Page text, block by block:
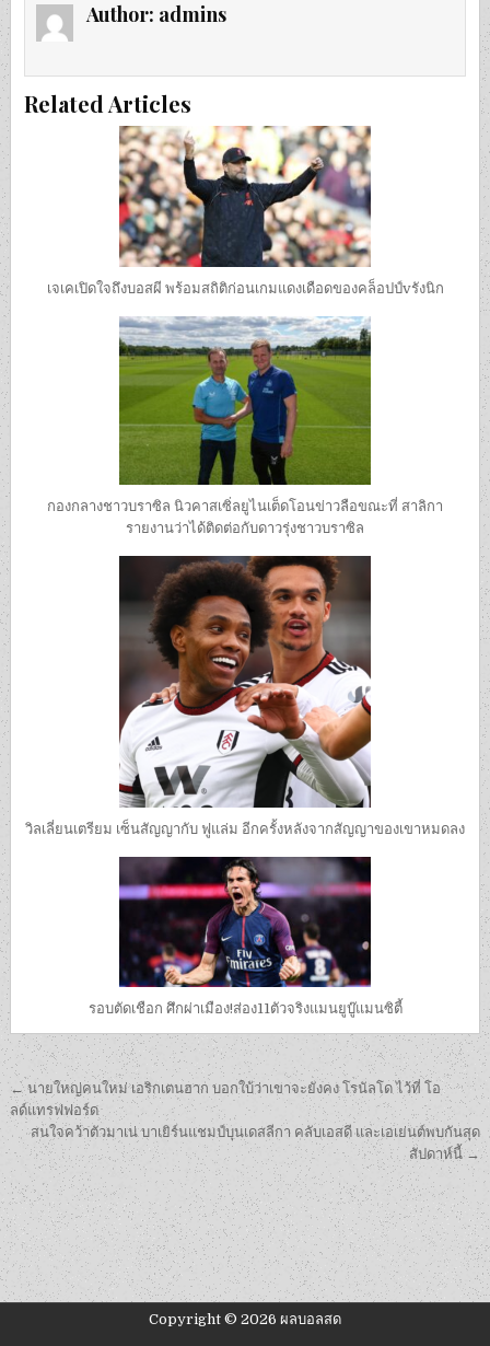
Author: admins
Related Articles
เจเคเปิดใจถึงบอสผี พร้อมสถิติก่อนเกมแดงเดือดของคล็อปป์vรังนิก
กองกลางชาวบราซิล นิวคาสเซิ่ลยูไนเต็ดโอนข่าวลือขณะที่ สาลิกา
รายงานว่าได้ติดต่อกับดาวรุ่งชาวบราซิล
วิลเลี่ยนเตรียม เซ็นสัญญากับ ฟูแล่ม อีกครั้งหลังจากสัญญาของเขาหมดลง
รอบตัดเชือก ศึกผ่าเมือง!ส่อง11ตัวจริงแมนยูบู๊แมนซิตี้
เมนู
นำทาง
เรื่อง
← นายใหญ่คนใหม่ เอริกเตนฮาก บอกใบ้ว่าเขาจะยังคง โรนัลโด ไว้ที่ โอ
ลด์แทรฟฟอร์ด
สนใจคว้าตัวมาเน่ บาเยิร์นแชมป์บุนเดสลีกา คลับเอสดี และเอเย่นต์พบกันสุด
สัปดาห์นี้ →
Copyright © 2026 ผลบอลสด